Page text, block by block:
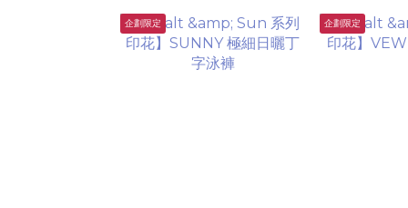
企劃限定 企劃限定